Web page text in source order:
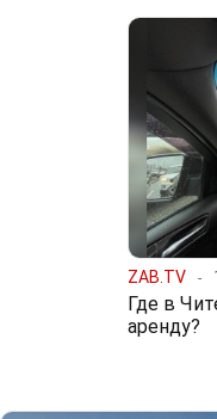
ZAB.TV
Где в
аренду?